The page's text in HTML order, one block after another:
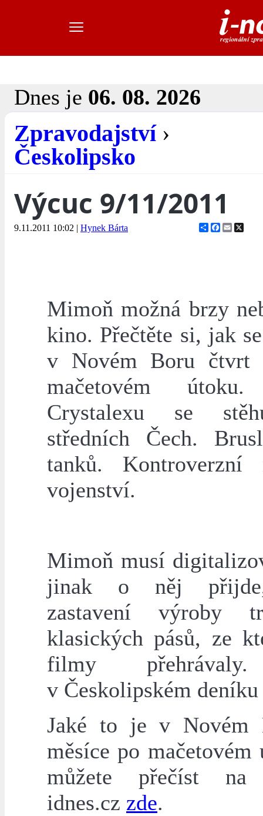
Dnes je 06. 08. 2026
Zpravodajství›
Českolipsko
Výcuc 9/11/2011
9.11.2011 10:02 | Hynek Bárta ShareFacebook
Email
Mimoň možná brzy
kino. Přečtěte si, jak
v Novém Boru čtvrt
mačetovém
Crystalexu se
středních Čech.
tanků. Kontroverzní
vojenství.
Mimoň musí
jinak o něj
zastavení výroby
klasických pásů, ze
filmy
v Českolipském
Jaké to je v Novém
měsíce po mačetovém
můžete přečíst na
idnes.cz zde.